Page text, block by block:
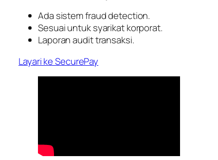
Ada sistem fraud detection.
Sesuai untuk syarikat korporat.
Laporan audit transaksi.
Layari ke SecurePay